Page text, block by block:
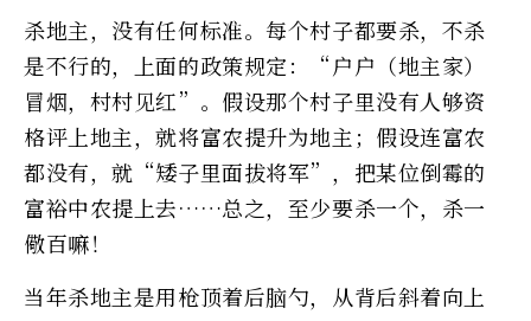
杀地主，没有任何标准。每个村子都要杀，不杀
是不行的，上面的政策规定：“户户（地主家）
冒烟，村村见红”。假设那个村子里没有人够资
格评上地主，就将富农提升为地主；假设连富农
都没有，就“矮子里面拔将军”，把某位倒霉的
富裕中农提上去……总之，至少要杀一个，杀一
儆百嘛！
当年杀地主是用枪顶着后脑勺，从背后斜着向上